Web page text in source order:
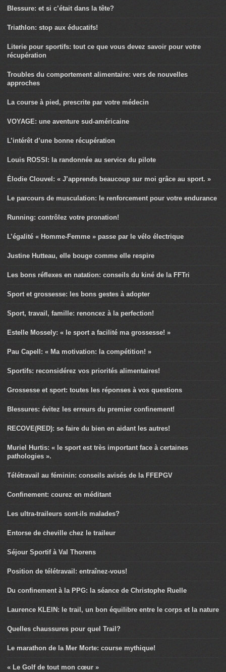
Blessure: et si c’était dans la tête?
Triathlon: stop aux éducatifs!
Literie pour sportifs: tout ce que vous devez savoir pour votre
récupération
Troubles du comportement alimentaire: vers de nouvelles
approches
La course à pied, prescrite par votre médecin
VOYAGE: une aventure sud-américaine
L’intérêt d’une bonne récupération
Louis ROSSI: la randonnée au service du pilote
Élodie Clouvel: « J’apprends beaucoup sur moi grâce au sport. »
Le parcours de musculation: le renforcement pour votre endurance
Running: contrôlez votre pronation!
L’égalité « Homme-Femme » passe par le vélo électrique
Justine Hutteau, elle bouge comme elle respire
Les bons réflexes en natation: conseils du kiné de la FFTri
Sport et grossesse: les bons gestes à adopter
Sport, travail, famille: renoncez à la perfection!
Estelle Mossely: « le sport a facilité ma grossesse! »
Pau Capell: « Ma motivation: la compétition! »
Sportifs: reconsidérez vos priorités alimentaires!
Grossesse et sport: toutes les réponses à vos questions
Blessures: évitez les erreurs du premier confinement!
RECOVE(RED): se faire du bien en aidant les autres!
Muriel Hurtis: « le sport est très important face à certaines
pathologies ».
Télétravail au féminin: conseils avisés de la FFEPGV
Confinement: courez en méditant
Les ultra-traileurs sont-ils malades?
Entorse de cheville chez le traileur
Séjour Sportif à Val Thorens
Position de télétravail: entraînez-vous!
Du confinement à la PPG: la séance de Christophe Ruelle
Laurence KLEIN: le trail, un bon équilibre entre le corps et la nature
Quelles chaussures pour quel Trail?
Le marathon de la Mer Morte: course mythique!
« Le Golf de tout mon cœur »